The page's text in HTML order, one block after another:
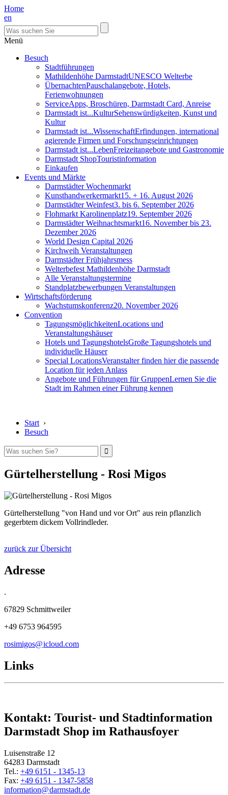
Home
en
Menü
Besuch
Stadtführungen
Mathildenhöhe DarmstadtUNESCO Welterbe
ÜbernachtenPauschalangebote, Hotels,
Ferienwohnungen
ServiceApps, Broschüren, Darmstadt Card, Anreise
Darmstadt ist...KulturSehenswürdigkeiten, Kunst und
Kultur
Darmstadt ist...WissenschaftErfindungen, international
agierende Firmen und Forschungseinrichtungen
Darmstadt ist...LebenFreizeitangebote und Gastronomie
Darmstadt ShopTouristinformation
Einkaufen
Events und Märkte
Darmstädter Wochenmarkt
Kunsthandwerkermarkt15. + 16. August 2026
Darmstädter Weinfest3. bis 6. September 2026
Flohmarkt Karolinenplatz19. September 2026
Darmstädter Weihnachtsmarkt16. November bis 23.
Dezember 2026
World Design Capital 2026
Kirchweih Veranstaltungen
Darmstädter Frühjahrsmess
Welterbefest Mathildenhöhe Darmstadt
Alle Veranstaltungstermine
Standplatzbewerbungen Veranstaltungen
Wirtschaftsförderung
Wachstumskonferenz20. November 2026
Convention
TagungsmöglichkeitenLocations und
Veranstaltungshäuser
Hotels und TagungshotelsGroße Tagungshotels und
individuelle Häuser
Special LocationsVeranstalter finden hier die passende
Location für jeden Anlass
Angebote und Führungen für GruppenLernen Sie die
Stadt im Rahmen einer Führung kennen
Start ›
Besuch
Gürtelherstellung - Rosi Migos
Gürtelherstellung "von Hand und vor Ort" aus rein pflanzlich
gegerbtem dickem Vollrindleder.
zurück zur Übersicht
Adresse
.
67829 Schmittweiler
+49 6753 964595
rosimigos@icloud.com
Links
Kontakt: Tourist- und Stadtinformation
Darmstadt Shop im Rathausfoyer
Luisenstraße 12
64283 Darmstadt
Tel.: +49 6151 - 1345-13
Fax: +49 6151 - 1347-5858
information@darmstadt.de